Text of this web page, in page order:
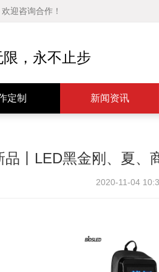
迎咨询合作！
，永不止步
定制 新闻资讯
媒体报道
技术分享
品丨LED黑金刚、夏、
2020-11-04